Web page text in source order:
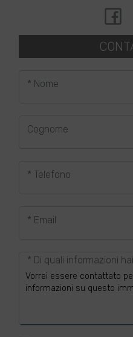
* Nome
Cognome
* Telefono
* Email
* Di quali informazioni